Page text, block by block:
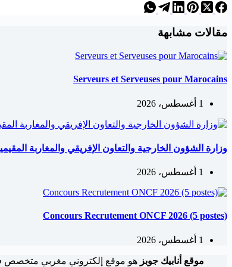
مقالات مشابهة
Serveurs et Serveuses pour Marocains
1 أغسطس، 2026
وزارة الشؤون الخارجية والتعاون الإفريقي والمغاربة المقيمين
1 أغسطس، 2026
Concours Recrutement ONCF 2026 (5 postes)
1 أغسطس، 2026
موقع أنابيك جوبز هو موقع إلكتروني مغربي متخصص